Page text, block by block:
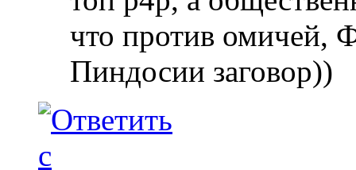
что против омичей,
Пиндосии заговор))